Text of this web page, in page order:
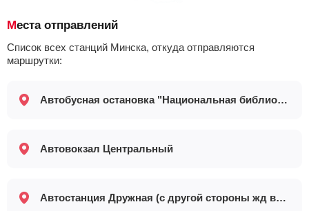
Места отправлений
Список всех станций Минска, откуда отправляются
маршрутки:
Автобусная остановка "Национальная библиотека"
Автовокзал Центральный
Автостанция Дружная (с другой стороны жд вокзала)